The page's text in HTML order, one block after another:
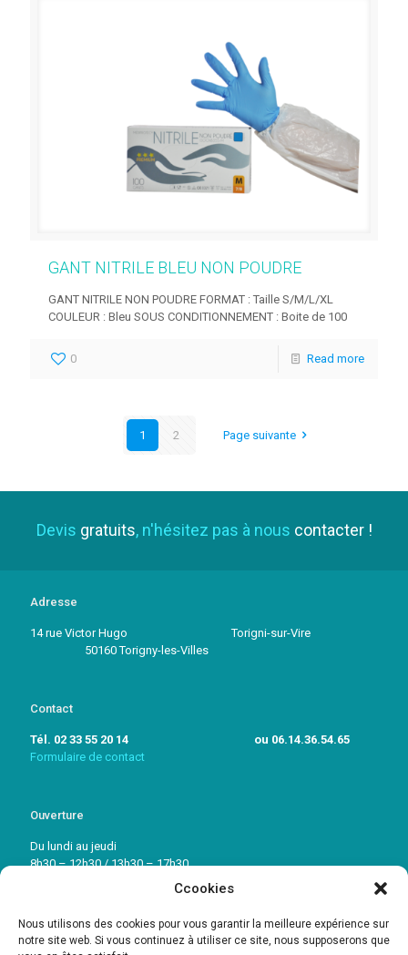
Ccookies
Nous utilisons des cookies pour vous garantir la meilleure expérience sur
notre site web. Si vous continuez à utiliser ce site, nous supposerons que
GANT NITRILE BLEU NON POUDRE
GANT NITRILE NON POUDRE FORMAT : Taille S/M/L/XL
COULEUR : Bleu SOUS CONDITIONNEMENT : Boite de 100
0 Read more
1 2 Page suivante
Devis gratuits, n'hésitez pas à nous contacter !
Adresse
14 rue Victor Hugo Torigni-sur-Vire
50160 Torigny-les-Villes
Contact
Tél. 02 33 55 20 14 ou 06.14.36.54.65
Formulaire de contact
Ouverture
Du lundi au jeudi
8h30 – 12h30 / 13h30 – 17h30
Vendredi: 8h30 – 12h30 / 13h30 – 16h30